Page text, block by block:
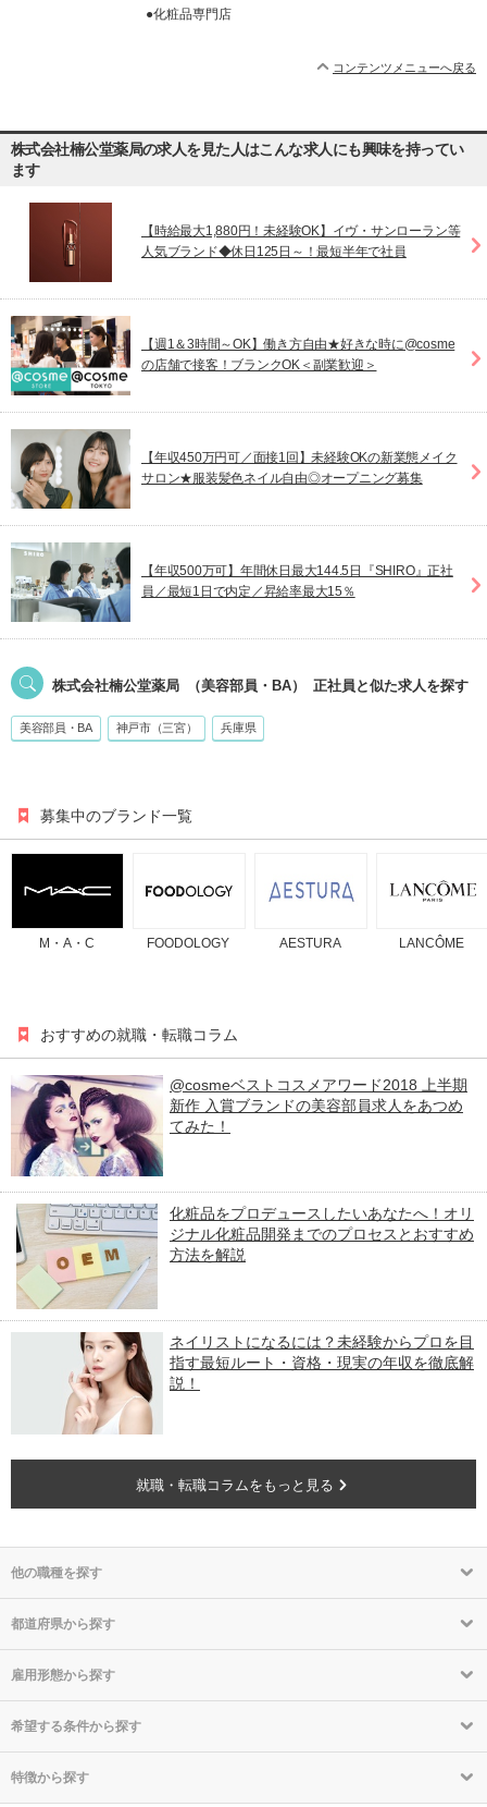
●化粧品専門店
コンテンツメニューへ戻る
株式会社楠公堂薬局の求人を見た人はこんな求人にも興味を持ってい
ます
【時給最大1,880円！未経験OK】イヴ・サンローラン等
人気ブランド◆休日125日～！最短半年で社員
【週1＆3時間～OK】働き方自由★好きな時に@cosme
の店舗で接客！ブランクOK＜副業歓迎＞
【年収450万円可／面接1回】未経験OKの新業態メイク
サロン★服装髪色ネイル自由◎オープニング募集
【年収500万可】年間休日最大144.5日『SHIRO』正社
員／最短1日で内定／昇給率最大15％
株式会社楠公堂薬局 （美容部員・BA） 正社員 と似た求人を探す
美容部員・BA 神戸市（三宮） 兵庫県
募集中のブランド一覧
M・A・C FOODOLOGY AESTURA LANCÔME
おすすめの就職・転職コラム
@cosmeベストコスメアワード2018 上半期
新作 入賞ブランドの美容部員求人をあつめ
てみた！
化粧品をプロデュースしたいあなたへ！オリ
ジナル化粧品開発までのプロセスとおすすめ
方法を解説
ネイリストになるには？未経験からプロを目
指す最短ルート・資格・現実の年収を徹底解
説！
就職・転職コラムをもっと見る
他の職種を探す
都道府県から探す
雇用形態から探す
希望する条件から探す
特徴から探す